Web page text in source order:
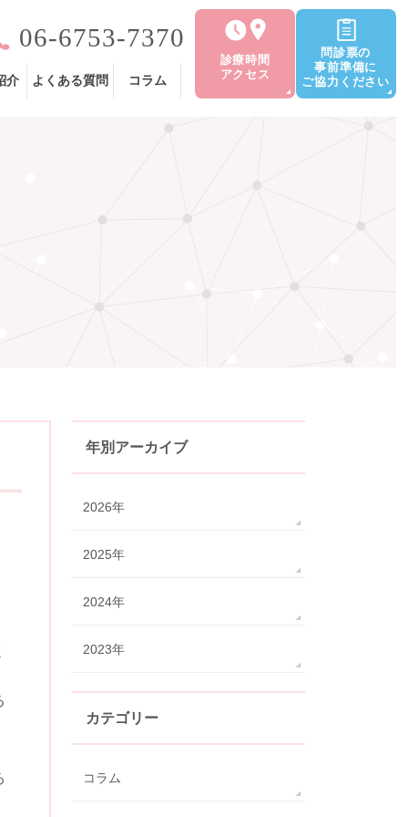
介 よくある質問 コラム
06-6753-7370
診療時間
アクセス
問診票の
事前準備に
ご協力ください
年別アーカイブ
2026年
2025年
2024年
2023年
カテゴリー
コラム